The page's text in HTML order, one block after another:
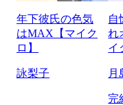
年下彼氏の色気
はMAX【マイク
ロ】
詠梨子
自
れ
イ
月
完